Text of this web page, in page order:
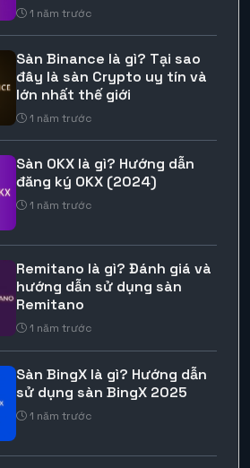
1 năm trước
Sàn Binance là gì? Tại sao
đây là sàn Crypto uy tín và
lớn nhất thế giới
1 năm trước
Sàn OKX là gì? Hướng dẫn
đăng ký OKX (2024)
1 năm trước
Remitano là gì? Đánh giá và
hướng dẫn sử dụng sàn
Remitano
1 năm trước
Sàn BingX là gì? Hướng dẫn
sử dụng sàn BingX 2025
1 năm trước